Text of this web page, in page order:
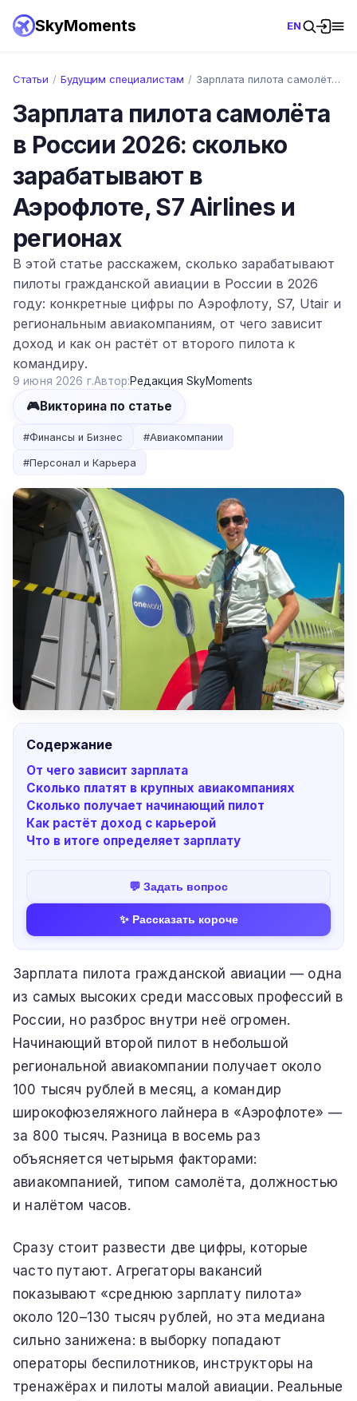
SkyMoments EN
Статьи / Будущим специалистам / Зарплата пилота самолёта в России 2026: …
Зарплата пилота самолёта
в России 2026: сколько
зарабатывают в
Аэрофлоте, S7 Airlines и
регионах
В этой статье расскажем, сколько зарабатывают
пилоты гражданской авиации в России в 2026
году: конкретные цифры по Аэрофлоту, S7, Utair и
региональным авиакомпаниям, от чего зависит
доход и как он растёт от второго пилота к
командиру.
9 июня 2026 г.Автор:Редакция SkyMoments
🎮Викторина по статье
#Финансы и Бизнес #Авиакомпании
#Персонал и Карьера
Содержание
От чего зависит зарплата
Сколько платят в крупных авиакомпаниях
Сколько получает начинающий пилот
Как растёт доход с карьерой
Что в итоге определяет зарплату
💬 Задать вопрос
✨ Рассказать короче
Зарплата пилота гражданской авиации — одна
из самых высоких среди массовых профессий в
России, но разброс внутри неё огромен.
Начинающий второй пилот в небольшой
региональной авиакомпании получает около
100 тысяч рублей в месяц, а командир
широкофюзеляжного лайнера в «Аэрофлоте» —
за 800 тысяч. Разница в восемь раз
объясняется четырьмя факторами:
авиакомпанией, типом самолёта, должностью
и налётом часов.
Сразу стоит развести две цифры, которые
часто путают. Агрегаторы вакансий
показывают «среднюю зарплату пилота»
около 120–130 тысяч рублей, но эта медиана
сильно занижена: в выборку попадают
операторы беспилотников, инструкторы на
тренажёрах и пилоты малой авиации. Реальные